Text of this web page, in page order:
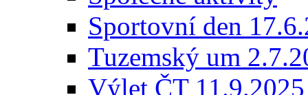
Sportovní den
Tuzemský um
Výlet ČT 11.9.2025